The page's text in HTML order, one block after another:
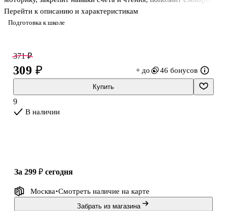
Подготовка к школе
запас и уже очень скоро будет радовать вас отличными оценками
в дневнике.
Перейти к описанию и характеристикам
371 ₽
309 ₽ + до 46 бонусов
Купить
9
В наличии
за 299 ₽ сегодня
Москва Смотреть наличие на карте
Забрать из магазина